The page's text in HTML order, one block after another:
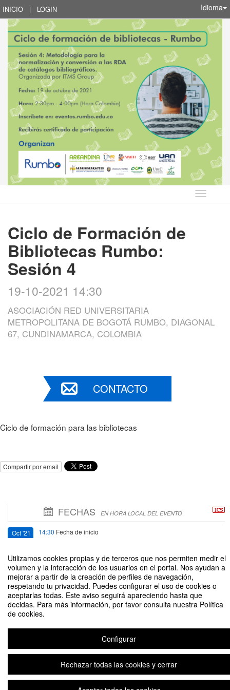
Utilizamos cookies propias y de terceros que nos permiten medir el
volumen y la interacción de los usuarios en el portal. Nos ayudan a
mejorar a partir de la creación de perfiles de navegación,
respetando tu privacidad. Puedes configurar el uso de cookies o
aceptarlas todas. Este aviso seguirá apareciendo hasta que
decidas. Para más información, por favor consulta nuestra Política
de cookies.
Configurar
Rechazar todas las cookies y cerrar
INICIO | LOGIN Idioma
Idioma
Ciclo de Formación de
Bibliotecas Rumbo:
Sesión 4
19-10-2021 14:30
ASOCIACIÓN RED UNIVERSITARIA
METROPOLITANA DE BOGOTÁ RUMBO, DIAGONAL
67, CUNDINAMARCA, COLOMBIA
CONTACTO
Ciclo de formación para las bibliotecas
Compartir por email
FECHAS EN HORA LOCAL DEL EVENTO
Oct '21 14:30 Fecha de inicio
Oct '21
19
16:00Fecha de fin
Ciclo de Formación de Bibliotecas Rumbo: Sesión 4
Plataforma de organización de eventos Symposium
Copyright © 2026